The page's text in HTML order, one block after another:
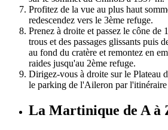
Profitez de la vue au plus haut
redescendez vers le 3ème refuge.
Prenez à droite et passez le cône de
trous et des passages glissants puis
au fond du cratère et remontez en
raides jusqu'au 2ème refuge.
Dirigez-vous à droite sur le Plateau
le parking de l'Aileron par
La Martinique de A à